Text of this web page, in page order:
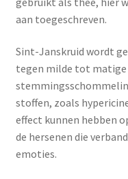
aan toegeschreven.
Sint-Janskruid wordt
tegen milde tot matige
stoffen, zoals
effect kunnen hebben
de hersenen die
emoties.